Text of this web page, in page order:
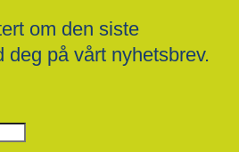
om den siste
deg på vårt nyhetsbrev.